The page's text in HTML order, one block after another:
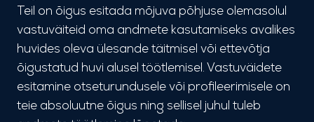
Teil on õigus esitada mõjuva põhjuse olemasolul
vastuväiteid oma andmete kasutamiseks avalikes
huvides oleva ülesande täitmisel või ettevõtja
õigustatud huvi alusel töötlemisel. Vastuväidete
esitamine otseturundusele või profileerimisele on
teie absoluutne õigus ning sellisel juhul tuleb